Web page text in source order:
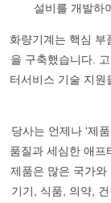
설비를 개발하
화량기계는 핵심 부
을 구축했습니다.
터서비스 기술 지원
당사는 언제나 ‘제
품질과 세심한 애프
제품은 많은 국가와
기기, 식품, 의약,